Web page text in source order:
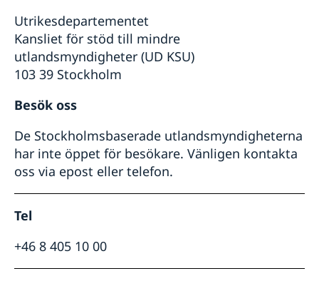
Utrikesdepartementet
Kansliet för stöd till mindre
utlandsmyndigheter (UD KSU)
103 39 Stockholm
Besök oss
De Stockholmsbaserade utlandsmyndigheterna
har inte öppet för besökare. Vänligen kontakta
oss via epost eller telefon.
Tel
+46 8 405 10 00